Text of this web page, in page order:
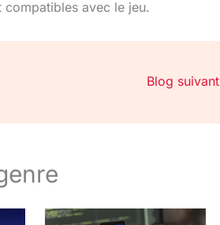
compatibles avec le jeu.
Blog suivant